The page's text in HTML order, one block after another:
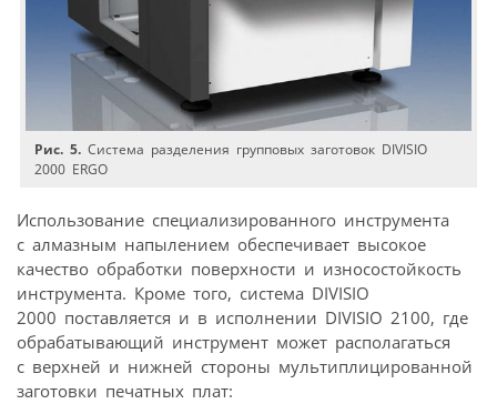
Рис. 5. Система разделения групповых заготовок DIVISIO
2000 ERGO
Использование специализированного инструмента
с алмазным напылением обеспечивает высокое
качество обработки поверхности и износостойкость
инструмента. Кроме того, система DIVISIO
2000 поставляется и в исполнении DIVISIO 2100, где
обрабатывающий инструмент может располагаться
с верхней и нижней стороны мультиплицированной
заготовки печатных плат: